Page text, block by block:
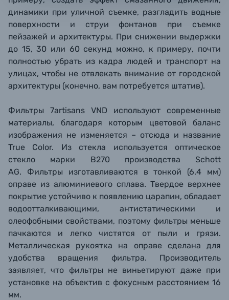
динамики при уличной съемке, разгладить водные
поверхности и струи фонтанов при съемке
пейзажей и архитектуры. При снижении выдержки
до 15, 30 или 60 секунд можно, к примеру, почти
полностью убрать из кадра людей и транспорт на
улицах, чтобы не отвлекать внимание от городской
архитектуры (конечно, вам потребуется штатив).
Фильтры 7artisans VND используют современные
материалы, благодаря которым цветовой баланс
изображения не изменяется – отсюда и название
True Color. Из стекла используется оптическое
стекло марки B270 производства Schott
AG. Фильтры изготавливаются в тонкой (6.4 мм)
оправе из алюминиевого сплава. Твердое верхнее
покрытие устойчиво к появлению царапин, обладает
водоотталкивающими, антистатическими и
олеофобными свойствами, поэтому фильтры меньше
пачкаются и легко чистятся от пыли и грязи.
Металлическая рукоятка на оправе сделана для
удобства вращения фильтра. Производитель
заявляет, что фильтры не виньетируют даже при
установке на объектив с фокусным расстоянием 16
мм.